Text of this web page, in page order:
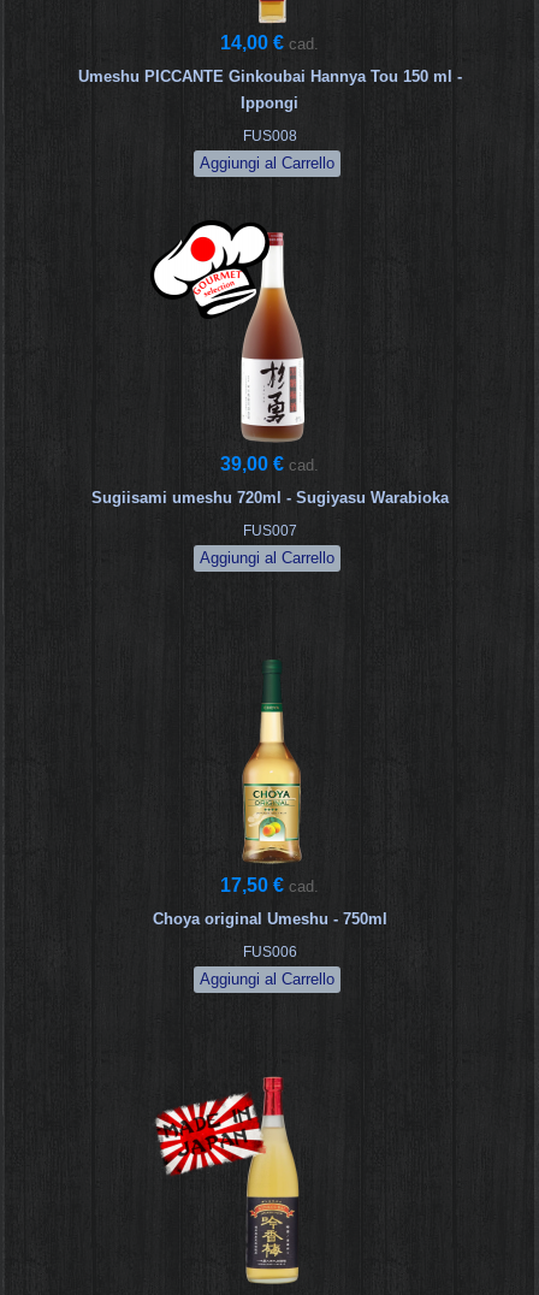
14,00 € cad.
Umeshu PICCANTE Ginkoubai Hannya Tou 150 ml -
Ippongi
FUS008
39,00 € cad.
Sugiisami umeshu 720ml - Sugiyasu Warabioka
FUS007
17,50 € cad.
Choya original Umeshu - 750ml
FUS006